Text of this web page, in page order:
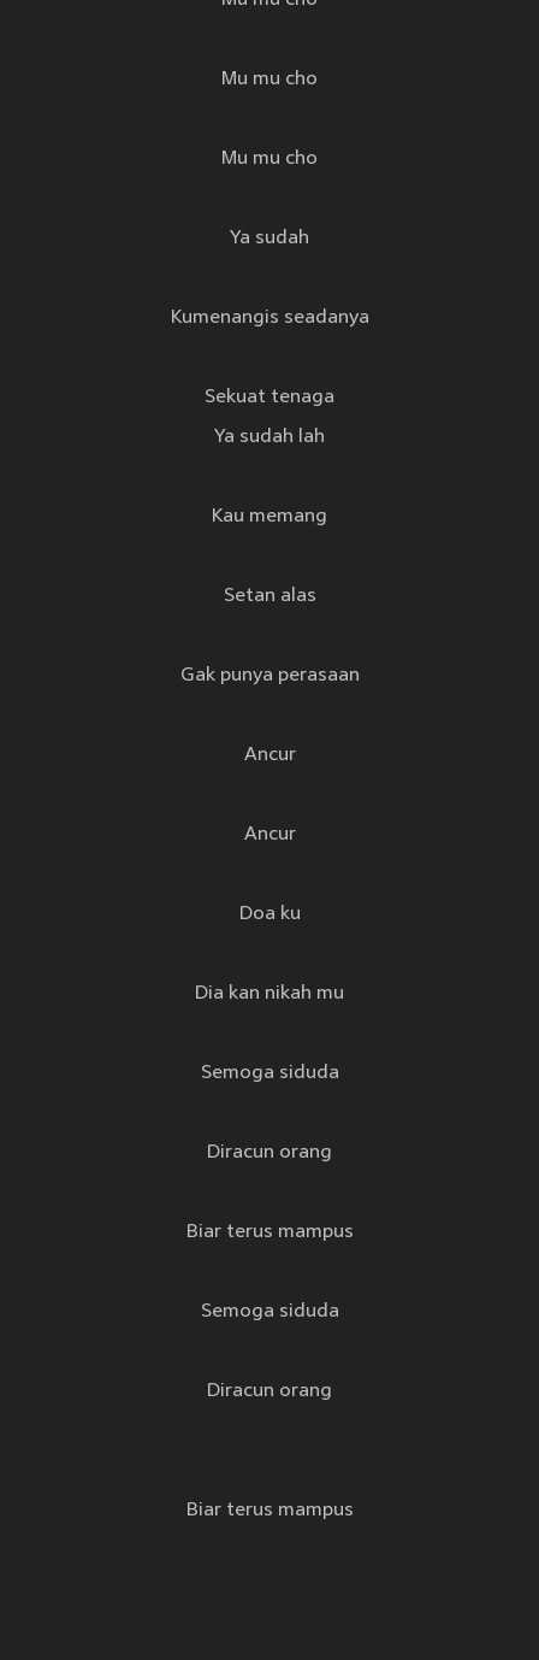
Mu mu cho
Mu mu cho
Ya sudah
Kumenangis seadanya
Sekuat tenaga
Ya sudah lah
Kau memang
Setan alas
Gak punya perasaan
Ancur
Ancur
Doa ku
Dia kan nikah mu
Semoga siduda
Diracun orang
Biar terus mampus
Semoga siduda
Diracun orang
Biar terus mampus